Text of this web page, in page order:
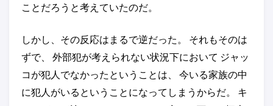
ことだろうと考えていたのだ。
しかし、その反応はまるで逆だった。 それもそのは
ずで、 外部犯が考えられない状況下において ジャッ
コが犯人でなかったということは、 今いる家族の中
に犯人がいるということになってしまうからだ。 キ